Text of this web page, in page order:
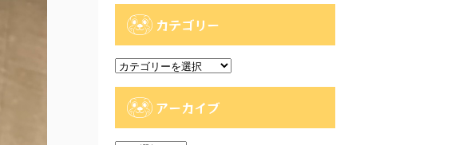
カテゴリー
カ
アーカイブ